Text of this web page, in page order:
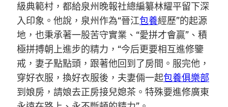
級典範村，都給泉州晚報社總編纂林耀平留下深
入印象。他說，泉州作為“晉江包養經歷”的起源
地，也秉承著一股苦守實業、“愛拼才會贏”、積
極拼搏朝上進步的精力，“今后更要相互進修鑒
戒，妻子點點頭，跟著他回到了房間。服完他，
穿好衣服，換好衣服後，夫妻倆一起包養俱樂部
到娘房，請娘去正房接兒媳茶。特殊要進修廣東